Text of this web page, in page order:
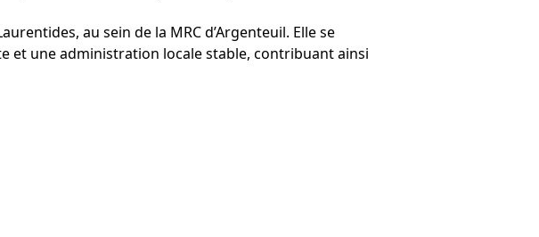
au sein de la MRC d’Argenteuil. Elle se
et une administration locale stable, contribuant ainsi